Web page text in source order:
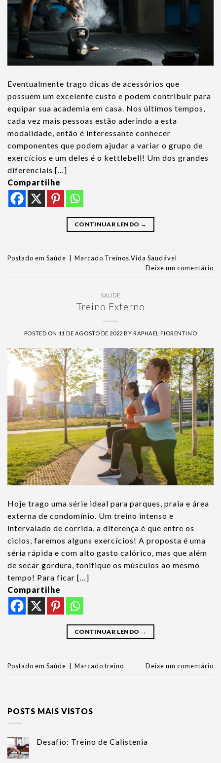
Eventualmente trago dicas de acessórios que
possuem um excelente custo e podem contribuir para
equipar sua academia em casa. Nos últimos tempos,
cada vez mais pessoas estão aderindo a esta
modalidade, então é interessante conhecer
componentes que podem ajudar a variar o grupo de
exercícios e um deles é o kettlebell! Um dos grandes
diferenciais […]
Compartilhe
CONTINUAR LENDO →
Postado em Saúde Marcado Treinos,Vida Saudável
Deixe um comentário
SAÚDE
Treino Externo
POSTED ON 11 DE AGOSTO DE 2022 BY RAPHAEL FIORENTINO
Hoje trago uma série ideal para parques, praia e área
externa de condomínio. Um treino intenso e
intervalado de corrida, a diferença é que entre os
ciclos, faremos alguns exercícios! A proposta é uma
séria rápida e com alto gasto calórico, mas que além
de secar gordura, tonifique os músculos ao mesmo
tempo! Para ficar […]
Compartilhe
CONTINUAR LENDO →
Postado em Saúde Marcadotreino Deixe um comentário
POSTS MAIS VISTOS
Desafio: Treino de Calistenia